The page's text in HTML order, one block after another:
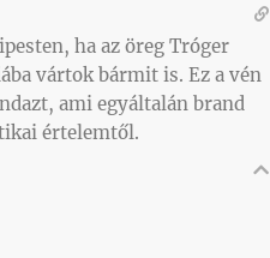
ha az öreg Tróger
vártok bármit is. Ez a vén
ami egyáltalán brand
értelemtől.